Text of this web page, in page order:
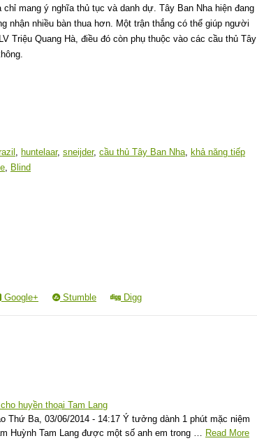
mang ý nghĩa thủ tục và danh dự. Tây Ban Nha hiện đang
nhận nhiều bàn thua hơn. Một trận thắng có thể giúp người
Triệu Quang Hà, điều đó còn phụ thuộc vào các cầu thủ Tây
, huntelaar, sneijder, cầu thủ Tây Ban Nha, khả năng tiếp
, Blind
Google+ Stumble Digg
huyền thoại Tam Lang
Thứ Ba, 03/06/2014 - 14:17 Ý tưởng dành 1 phút mặc niệm
Huỳnh Tam Lang được một số anh em trong …
Read More